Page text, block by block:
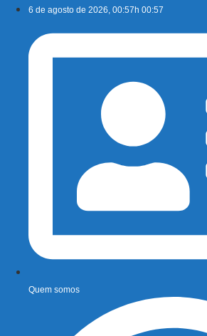
conteúdo
6 de agosto de 2026, 00:57h 00:57
Quem somos